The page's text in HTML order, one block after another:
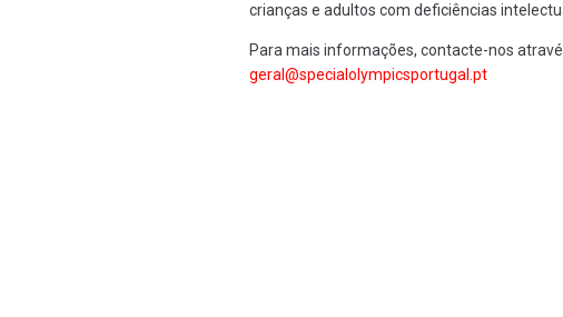
crianças e adultos com deficiências
Para mais informações, contacte-nos
geral@specialolympicsportugal.pt